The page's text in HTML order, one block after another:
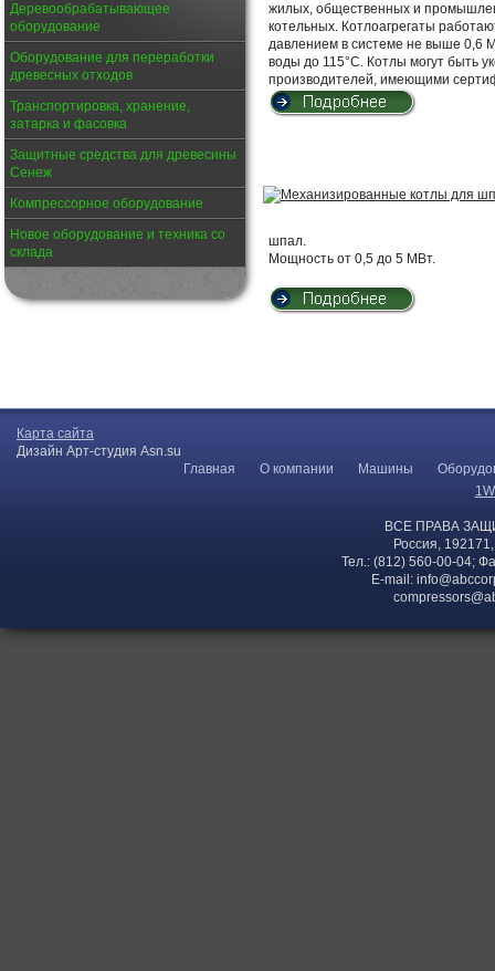
Деревообрабатывающее
оборудование
Оборудование для переработки
древесных отходов
Транспортировка, хранение,
затарка и фасовка
Защитные средства для древесины
Сенеж
Компрессорное оборудование
Новое оборудование и техника со
склада
жилых, общественных и
котельных. Котлоагрегаты
давлением в системе не выше 0,6
воды до 115°С. Котлы могут быть
производителей, имеющими
шпал.
Мощность от 0,5 до 5 МВт.
Карта сайта
Дизайн Арт-студия Asn.su
Главная
О компании Машины
ВСЕ ПРАВА
Россия,
Тел.: (812) 560-00-04;
E-mail: